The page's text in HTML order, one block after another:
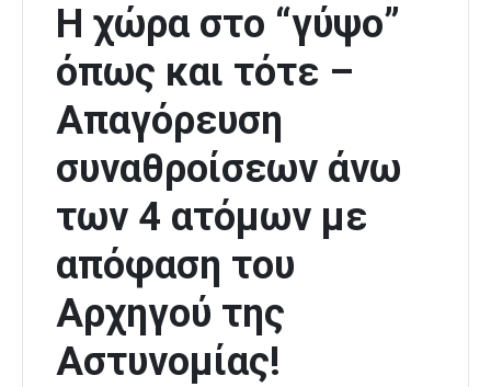
Η χώρα στο “γύψο”
όπως και τότε –
Απαγόρευση
συναθροίσεων άνω
των 4 ατόμων με
απόφαση του
Αρχηγού της
Αστυνομίας!